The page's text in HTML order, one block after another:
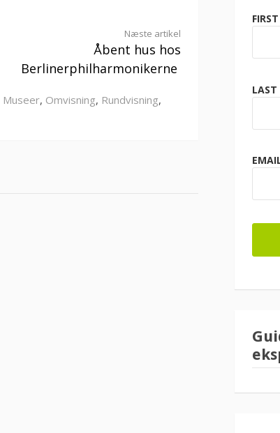
Næste artikel
Åbent hus hos
Berlinerphilharmonikerne
Museer, Omvisning, Rundvisning,
LAST